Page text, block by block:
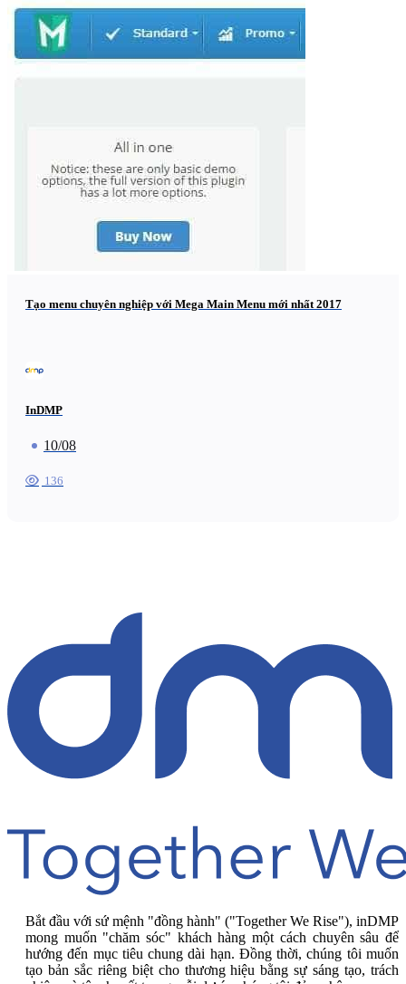
Tạo menu chuyên nghiệp với Mega Main Menu mới nhất 2017
InDMP
10/08
136
Bắt đầu với sứ mệnh "đồng hành" ("Together We Rise"), inDMP
mong muốn "chăm sóc" khách hàng một cách chuyên sâu để
hướng đến mục tiêu chung dài hạn. Đồng thời, chúng tôi muốn
tạo bản sắc riêng biệt cho thương hiệu bằng sự sáng tạo, trách